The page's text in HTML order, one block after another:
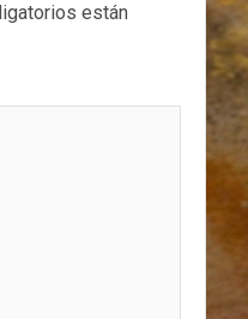
están